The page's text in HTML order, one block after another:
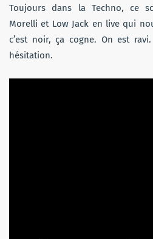
Toujours dans la Techno, ce
Morelli et Low Jack en live qui
c’est noir, ça cogne. On est
hésitation.